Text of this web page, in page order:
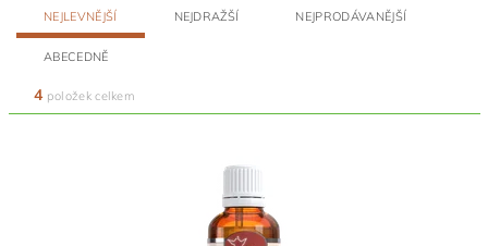
NEJLEVNĚJŠÍ NEJDRAŽŠÍ NEJPRODÁVANĚJŠÍ
ABECEDNĚ
4položek celkem